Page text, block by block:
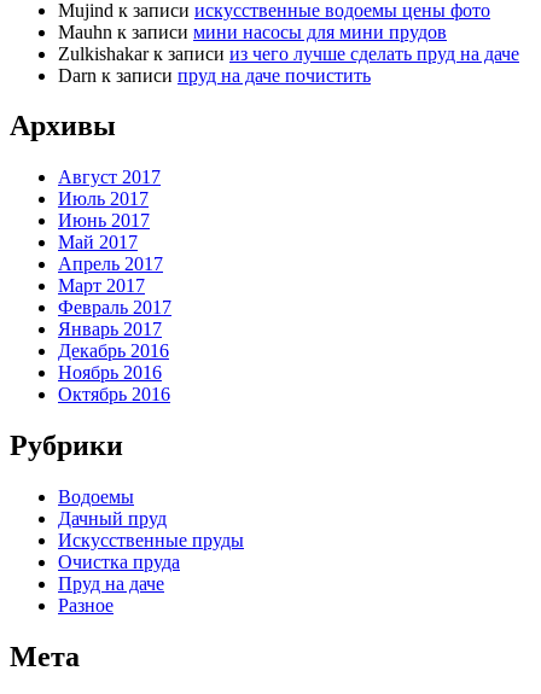
Mujind к записи искусственные водоемы цены фото
Mauhn к записи мини насосы для мини прудов
Zulkishakarк записи из чего лучше сделать пруд на даче
Darn к записи пруд на даче почистить
Архивы
Август 2017
Июль 2017
Июнь 2017
Май 2017
Апрель 2017
Март 2017
Февраль 2017
Январь 2017
Декабрь 2016
Ноябрь 2016
Октябрь 2016
Рубрики
Водоемы
Дачный пруд
Искусственные пруды
Очистка пруда
Пруд на даче
Разное
Мета